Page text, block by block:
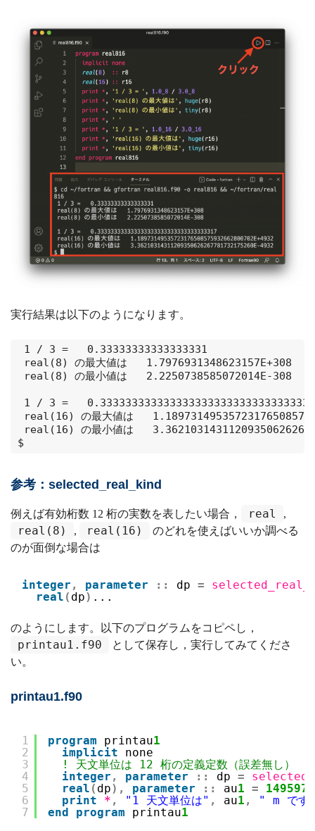
実行結果は以下のようになります。
1 / 3 =   0.33333333333333331
real(8) の最大値は   1.7976931348623157E+308
real(8) の最小値は   2.2250738585072014E-308
1 / 3 =
real(16) の最大値は
real(16) の最小値は
$
参考：selected_real_kind
例えば有効桁数 12 桁の実数を表したい場合， real ,
real(8) , real(16)
のどれを使えばいいか調べる
のが面倒な場合は
integer , parameter :: dp =
real ( dp) ...
のようにします。以下のプログラムをコピペし，
printau1.f90
として保存し，実行してみてくださ
い。
printau1.f90
1
2
3
4
5
6
7
program printau1
implicit
none
! 天文単位は 12 桁の定義定数（誤差無し）
integer , parameter :: dp =
real ( dp) , parameter :: au1 =
print
* , "1 天文単位は" , au1 ,
" m です
end
program printau1